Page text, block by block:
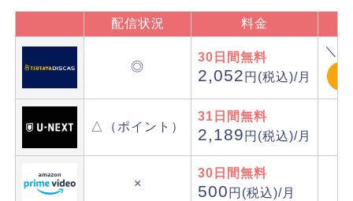
配信状況 料金
◎
30日間無料
2,052 円(税込)/月
＼
△（ポイント）
31日間無料
2,189 円(税込)/月
×
30日間無料
500 円(税込)/月